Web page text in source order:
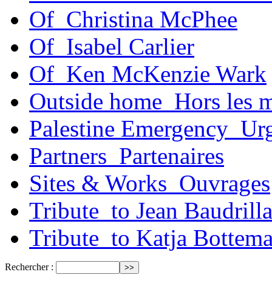
Of_Christina McPhee
Of_Isabel Carlier
Of_Ken McKenzie Wark
Outside home_Hors les
Palestine
Partners_Partenaires
Sites & Works_Ouvrages
Tribute_to Jean
Tribute_to Katja
Rechercher :